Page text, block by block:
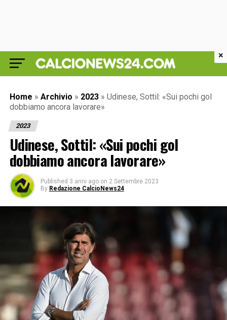
Home » Archivio » 2023 » Udinese, Sottil: «Sui pochi gol
dobbiamo ancora lavorare»
2023
Udinese, Sottil: «Sui pochi gol
dobbiamo ancora lavorare»
Published 3 anni ago on 2 Settembre 2023
By Redazione CalcioNews24
×